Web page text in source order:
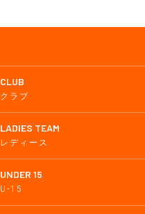
CLUB
クラブ
LADIES TEAM
レディース
UNDER 15
U-15